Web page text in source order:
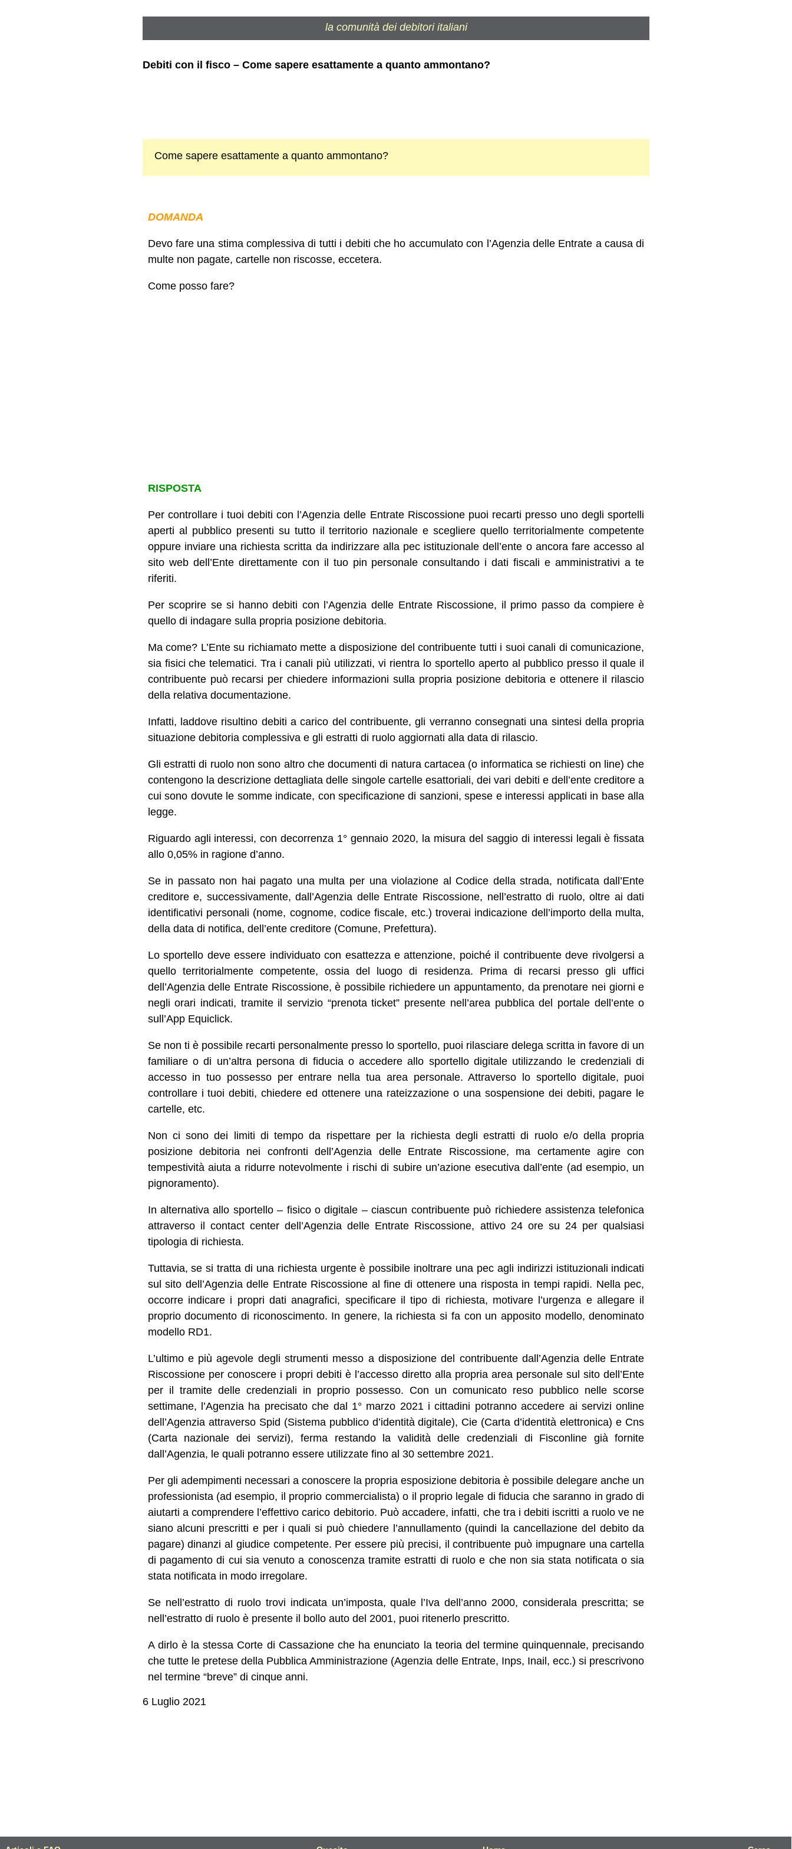
la comunità dei debitori italiani
Debiti con il fisco – Come sapere esattamente a quanto ammontano?
Come sapere esattamente a quanto ammontano?
DOMANDA
Devo fare una stima complessiva di tutti i debiti che ho accumulato con l’Agenzia delle Entrate a causa di
multe non pagate, cartelle non riscosse, eccetera.
Come posso fare?
RISPOSTA
Per controllare i tuoi debiti con l’Agenzia delle Entrate Riscossione puoi recarti presso uno degli sportelli
aperti al pubblico presenti su tutto il territorio nazionale e scegliere quello territorialmente competente
oppure inviare una richiesta scritta da indirizzare alla pec istituzionale dell’ente o ancora fare accesso al
sito web dell’Ente direttamente con il tuo pin personale consultando i dati fiscali e amministrativi a te
riferiti.
Per scoprire se si hanno debiti con l’Agenzia delle Entrate Riscossione, il primo passo da compiere è
quello di indagare sulla propria posizione debitoria.
Ma come? L’Ente su richiamato mette a disposizione del contribuente tutti i suoi canali di comunicazione,
sia fisici che telematici. Tra i canali più utilizzati, vi rientra lo sportello aperto al pubblico presso il quale il
contribuente può recarsi per chiedere informazioni sulla propria posizione debitoria e ottenere il rilascio
della relativa documentazione.
Infatti, laddove risultino debiti a carico del contribuente, gli verranno consegnati una sintesi della propria
situazione debitoria complessiva e gli estratti di ruolo aggiornati alla data di rilascio.
Gli estratti di ruolo non sono altro che documenti di natura cartacea (o informatica se richiesti on line) che
contengono la descrizione dettagliata delle singole cartelle esattoriali, dei vari debiti e dell’ente creditore a
cui sono dovute le somme indicate, con specificazione di sanzioni, spese e interessi applicati in base alla
legge.
Riguardo agli interessi, con decorrenza 1° gennaio 2020, la misura del saggio di interessi legali è fissata
allo 0,05% in ragione d’anno.
Se in passato non hai pagato una multa per una violazione al Codice della strada, notificata dall’Ente
creditore e, successivamente, dall’Agenzia delle Entrate Riscossione, nell’estratto di ruolo, oltre ai dati
identificativi personali (nome, cognome, codice fiscale, etc.) troverai indicazione dell’importo della multa,
della data di notifica, dell’ente creditore (Comune, Prefettura).
Lo sportello deve essere individuato con esattezza e attenzione, poiché il contribuente deve rivolgersi a
quello territorialmente competente, ossia del luogo di residenza. Prima di recarsi presso gli uffici
dell’Agenzia delle Entrate Riscossione, è possibile richiedere un appuntamento, da prenotare nei giorni e
negli orari indicati, tramite il servizio “prenota ticket” presente nell’area pubblica del portale dell’ente o
sull’App Equiclick.
Se non ti è possibile recarti personalmente presso lo sportello, puoi rilasciare delega scritta in favore di un
familiare o di un’altra persona di fiducia o accedere allo sportello digitale utilizzando le credenziali di
accesso in tuo possesso per entrare nella tua area personale. Attraverso lo sportello digitale, puoi
controllare i tuoi debiti, chiedere ed ottenere una rateizzazione o una sospensione dei debiti, pagare le
cartelle, etc.
Non ci sono dei limiti di tempo da rispettare per la richiesta degli estratti di ruolo e/o della propria
posizione debitoria nei confronti dell’Agenzia delle Entrate Riscossione, ma certamente agire con
tempestività aiuta a ridurre notevolmente i rischi di subire un’azione esecutiva dall’ente (ad esempio, un
pignoramento).
In alternativa allo sportello – fisico o digitale – ciascun contribuente può richiedere assistenza telefonica
attraverso il contact center dell’Agenzia delle Entrate Riscossione, attivo 24 ore su 24 per qualsiasi
tipologia di richiesta.
Tuttavia, se si tratta di una richiesta urgente è possibile inoltrare una pec agli indirizzi istituzionali indicati
sul sito dell’Agenzia delle Entrate Riscossione al fine di ottenere una risposta in tempi rapidi. Nella pec,
occorre indicare i propri dati anagrafici, specificare il tipo di richiesta, motivare l’urgenza e allegare il
proprio documento di riconoscimento. In genere, la richiesta si fa con un apposito modello, denominato
modello RD1.
L’ultimo e più agevole degli strumenti messo a disposizione del contribuente dall’Agenzia delle Entrate
Riscossione per conoscere i propri debiti è l’accesso diretto alla propria area personale sul sito dell’Ente
per il tramite delle credenziali in proprio possesso. Con un comunicato reso pubblico nelle scorse
settimane, l’Agenzia ha precisato che dal 1° marzo 2021 i cittadini potranno accedere ai servizi online
dell’Agenzia attraverso Spid (Sistema pubblico d’identità digitale), Cie (Carta d’identità elettronica) e Cns
(Carta nazionale dei servizi), ferma restando la validità delle credenziali di Fisconline già fornite
dall’Agenzia, le quali potranno essere utilizzate fino al 30 settembre 2021.
Per gli adempimenti necessari a conoscere la propria esposizione debitoria è possibile delegare anche un
professionista (ad esempio, il proprio commercialista) o il proprio legale di fiducia che saranno in grado di
aiutarti a comprendere l’effettivo carico debitorio. Può accadere, infatti, che tra i debiti iscritti a ruolo ve ne
siano alcuni prescritti e per i quali si può chiedere l’annullamento (quindi la cancellazione del debito da
pagare) dinanzi al giudice competente. Per essere più precisi, il contribuente può impugnare una cartella
di pagamento di cui sia venuto a conoscenza tramite estratti di ruolo e che non sia stata notificata o sia
stata notificata in modo irregolare.
Se nell’estratto di ruolo trovi indicata un’imposta, quale l’Iva dell’anno 2000, considerala prescritta; se
nell’estratto di ruolo è presente il bollo auto del 2001, puoi ritenerlo prescritto.
A dirlo è la stessa Corte di Cassazione che ha enunciato la teoria del termine quinquennale, precisando
che tutte le pretese della Pubblica Amministrazione (Agenzia delle Entrate, Inps, Inail, ecc.) si prescrivono
nel termine “breve” di cinque anni.
6 Luglio 2021